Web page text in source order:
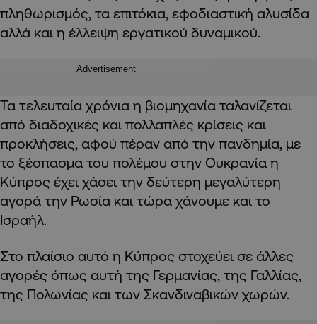
πληθωρισμός, τα επιτόκια, εφοδιαστική αλυσίδα
αλλά και η έλλειψη εργατικού δυναμικού.
Advertisement
Τα τελευταία χρόνια η βιομηχανία ταλανίζεται
από διαδοχικές και πολλαπλές κρίσεις και
προκλήσεις, αφού πέραν από την πανδημία, με
το ξέσπασμα του πολέμου στην Ουκρανία η
Κύπρος έχει χάσει την δεύτερη μεγαλύτερη
αγορά την Ρωσία και τώρα χάνουμε και το
Ισραήλ.
Στο πλαίσιο αυτό η Κύπρος στοχεύει σε άλλες
αγορές όπως αυτή της Γερμανίας, της Γαλλίας,
της Πολωνίας και των Σκανδιναβικών χωρών.